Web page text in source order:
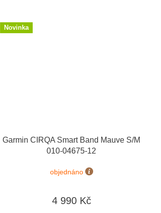
Novinka
Garmin CIRQA Smart Band Mauve S/M
010-04675-12
objednáno
4 990 Kč